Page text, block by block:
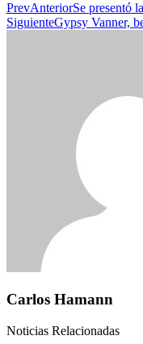
PrevAnteriorSe presentó
SiguienteGypsy Vanner,
Carlos Hamann
Noticias Relacionadas